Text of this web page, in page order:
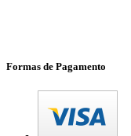
Formas de Pagamento